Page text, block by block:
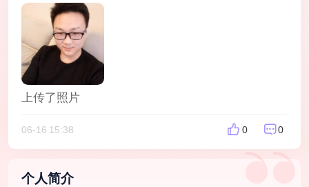
上传了照片
06-16 15:38 0 0
个人简介